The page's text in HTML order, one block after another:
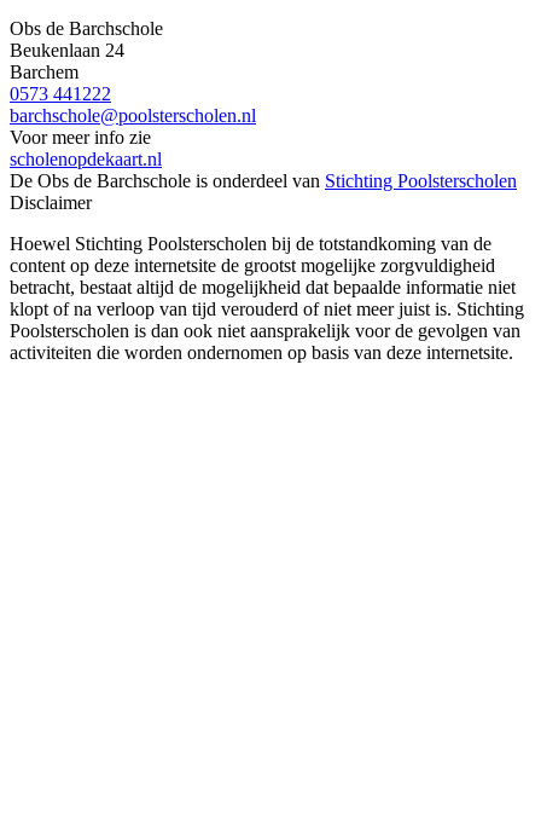
Obs de Barchschole
Beukenlaan 24
Barchem
0573 441222
barchschole@poolsterscholen.nl
Voor meer info zie
scholenopdekaart.nl
De Obs de Barchschole is onderdeel van Stichting Poolsterscholen
Disclaimer
Hoewel Stichting Poolsterscholen bij de totstandkoming van de
content op deze internetsite de grootst mogelijke zorgvuldigheid
betracht, bestaat altijd de mogelijkheid dat bepaalde informatie niet
klopt of na verloop van tijd verouderd of niet meer juist is. Stichting
Poolsterscholen is dan ook niet aansprakelijk voor de gevolgen van
activiteiten die worden ondernomen op basis van deze internetsite.